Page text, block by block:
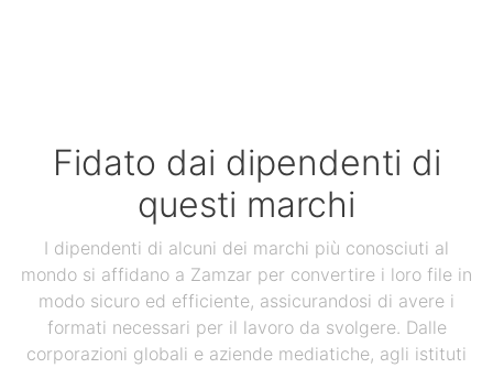
Fidato dai dipendenti di
questi marchi
I dipendenti di alcuni dei marchi più conosciuti al
mondo si affidano a Zamzar per convertire i loro file in
modo sicuro ed efficiente, assicurandosi di avere i
formati necessari per il lavoro da svolgere. Dalle
corporazioni globali e aziende mediatiche, agli istituti